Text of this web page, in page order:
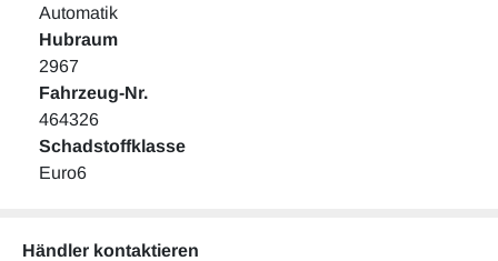
Automatik
Hubraum
2967
Fahrzeug-Nr.
464326
Schadstoffklasse
Euro6
Händler kontaktieren